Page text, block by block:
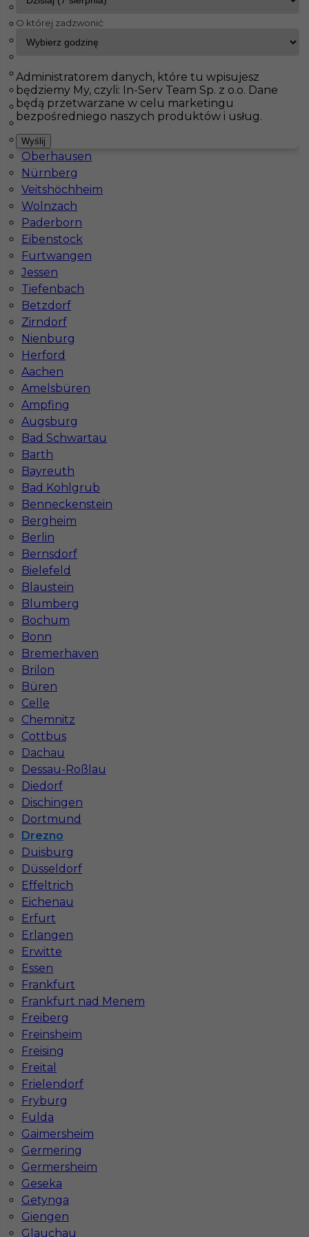
InServ Oferty pracy
Pokaż filtr
Bad Schmiedeberg
Ecklak
Badendorf
Weisenheim
Weilerswist
Holzwickede
Heidenheim an der Brenz
Walldorf
Oberhausen
Nürnberg
Veitshöchheim
Wolnzach
Paderborn
Eibenstock
Furtwangen
Jessen
Tiefenbach
Betzdorf
Zirndorf
Nienburg
Herford
Aachen
Amelsbüren
Ampfing
Augsburg
Bad Schwartau
Barth
Bayreuth
Bad Kohlgrub
Benneckenstein
Bergheim
Berlin
Bernsdorf
Bielefeld
Blaustein
Blumberg
Bochum
Bonn
Bremerhaven
Brilon
Büren
Celle
Chemnitz
Cottbus
Dachau
Dessau-Roßlau
Diedorf
Dischingen
Dortmund
Drezno
Duisburg
Düsseldorf
Effeltrich
Eichenau
Erfurt
Erlangen
Erwitte
Essen
Frankfurt
Frankfurt nad Menem
Freiberg
Freinsheim
Freising
Freital
Frielendorf
Fryburg
Fulda
Gaimersheim
Germering
Germersheim
Geseka
Getynga
Giengen
Glauchau
Prace wykończeniowe bez języka - Drezno
Kategoria Prace wykończeniowe
Lokalizacja
Wymagane języki
Stawka 17 - 18 € / h
Prace glazurnicze w Niemczech
Kategoria Prace wykończeniowe
Płytkarz
Lokalizacja Niemcy
Wymagane języki
Stawka 22 - 23 € / h
Regipsiarz - praca za granicą bez języka
Kategoria Prace wykończeniowe
Lokalizacja Niemcy
Wymagane języki
Stawka 16 - 17 € / h
Płytkarz glazurnik praca Niemcy
Kategoria
Płytkarz
Lokalizacja
Wymagane języki
Niemiecki komunikatywny
Stawka 15 - 17 € / h
1
Znaleziono 4 wyników
O której zadzwonić:
Administratorem danych, które tu wpisujesz
będziemy My, czyli: In-Serv Team Sp. z o.o. Dane
będą przetwarzane w celu marketingu
bezpośredniego naszych produktów i usług.
Wyślij